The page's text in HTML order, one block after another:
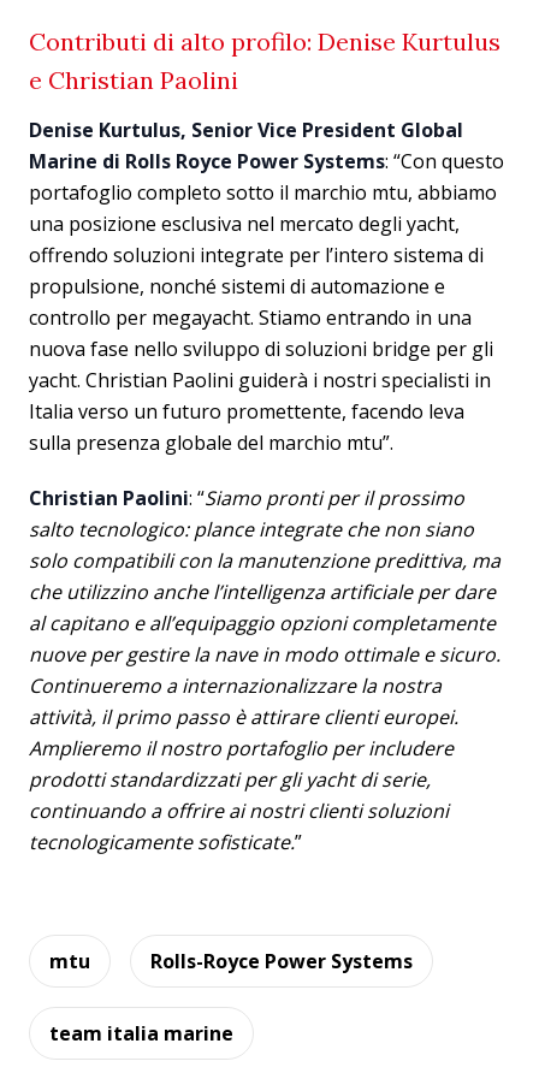
Contributi di alto profilo: Denise Kurtulus
e Christian Paolini
Denise Kurtulus, Senior Vice President Global
Marine di Rolls Royce Power Systems: “Con questo
portafoglio completo sotto il marchio mtu, abbiamo
una posizione esclusiva nel mercato degli yacht,
offrendo soluzioni integrate per l’intero sistema di
propulsione, nonché sistemi di automazione e
controllo per megayacht. Stiamo entrando in una
nuova fase nello sviluppo di soluzioni bridge per gli
yacht. Christian Paolini guiderà i nostri specialisti in
Italia verso un futuro promettente, facendo leva
sulla presenza globale del marchio mtu”.
Christian Paolini: “Siamo pronti per il prossimo
salto tecnologico: plance integrate che non siano
solo compatibili con la manutenzione predittiva, ma
che utilizzino anche l’intelligenza artificiale per dare
al capitano e all’equipaggio opzioni completamente
nuove per gestire la nave in modo ottimale e sicuro.
Continueremo a internazionalizzare la nostra
attività, il primo passo è attirare clienti europei.
Amplieremo il nostro portafoglio per includere
prodotti standardizzati per gli yacht di serie,
continuando a offrire ai nostri clienti soluzioni
tecnologicamente sofisticate.”
mtu Rolls-Royce Power Systems
team italia marine